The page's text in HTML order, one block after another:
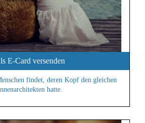
E-Card versenden
findet, deren Kopf den gleichen
hatte.